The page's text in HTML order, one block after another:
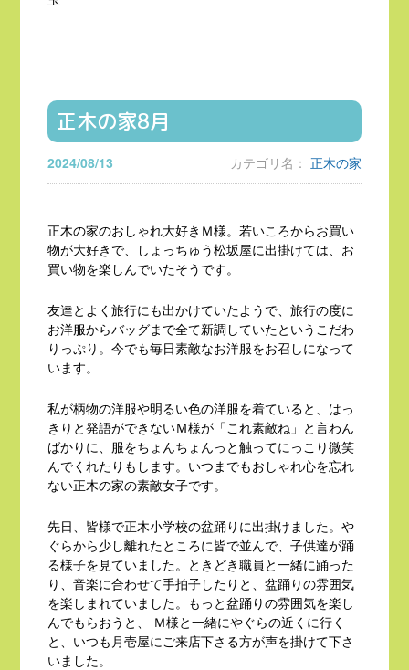
正木の家8月
2024/08/13 カテゴリ名： 正木の家
正木の家のおしゃれ大好きＭ様。若いころからお買い
物が大好きで、しょっちゅう松坂屋に出掛けては、お
買い物を楽しんでいたそうです。
友達とよく旅行にも出かけていたようで、旅行の度に
お洋服からバッグまで全て新調していたというこだわ
りっぷり。今でも毎日素敵なお洋服をお召しになって
います。
私が柄物の洋服や明るい色の洋服を着ていると、はっ
きりと発語ができないＭ様が「これ素敵ね」と言わん
ばかりに、服をちょんちょんっと触ってにっこり微笑
んでくれたりもします。いつまでもおしゃれ心を忘れ
ない正木の家の素敵女子です。
先日、皆様で正木小学校の盆踊りに出掛けました。や
ぐらから少し離れたところに皆で並んで、子供達が踊
る様子を見ていました。ときどき職員と一緒に踊った
り、音楽に合わせて手拍子したりと、盆踊りの雰囲気
を楽しまれていました。もっと盆踊りの雰囲気を楽し
んでもらおうと、 Ｍ様と一緒にやぐらの近くに行く
と、いつも月壱屋にご来店下さる方が声を掛けて下さ
いました。